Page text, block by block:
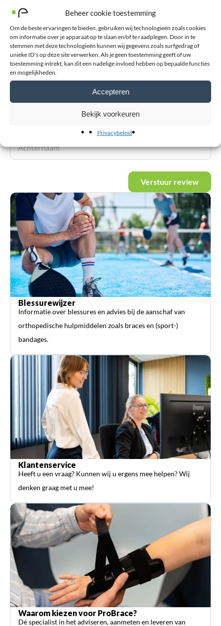
Beheer cookie toestemming
Om de beste ervaringen te bieden, gebruiken wij technologieën zoals cookies
om informatie over je apparaat op te slaan en/of te raadplegen. Door in te
stemmen met deze technologieën kunnen wij gegevens zoals surfgedrag of
unieke ID's op deze site verwerken. Als je geen toestemming geeft of uw
toestemming intrekt, kan dit een nadelige invloed hebben op bepaalde functies
en mogelijkheden.
Accepteren
Bekijk voorkeuren
Privacybeleid
E-mailadres *
Voornaam
Verstuur review
Blessurewijzer
Informatie over blessures en advies bij de aanschaf van
orthopedische hulpmiddelen zoals braces en (sport-)
bandages.
Klantenservice
Heeft u een vraag? Kunnen wij u ergens mee helpen? Wij
denken graag met u mee!
Waarom kiezen voor ProBrace?
Dé specialist in het adviseren, aanmeten en leveren van